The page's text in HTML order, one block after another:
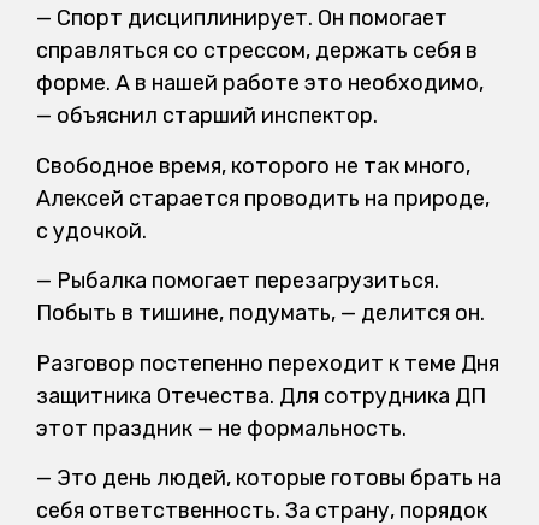
— Спорт дисциплинирует. Он помогает
справляться со стрессом, держать себя в
форме. А в нашей работе это необходимо,
— объяснил старший инспектор.
Свободное время, которого не так много,
Алексей старается проводить на природе,
с удочкой.
— Рыбалка помогает перезагрузиться.
Побыть в тишине, подумать, — делится он.
Разговор постепенно переходит к теме Дня
защитника Отечества. Для сотрудника ДП
этот праздник — не формальность.
— Это день людей, которые готовы брать на
себя ответственность. За страну, порядок